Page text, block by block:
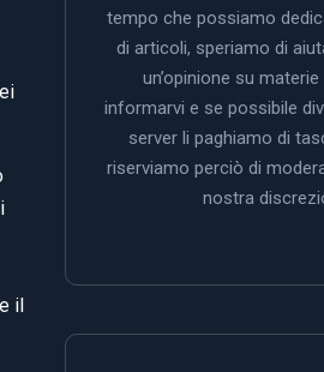
il
tempo che possiamo
di articoli, speriamo di
un’opinione su
informarvi e se possibile
server li paghiamo di
riserviamo perciò di
nostra